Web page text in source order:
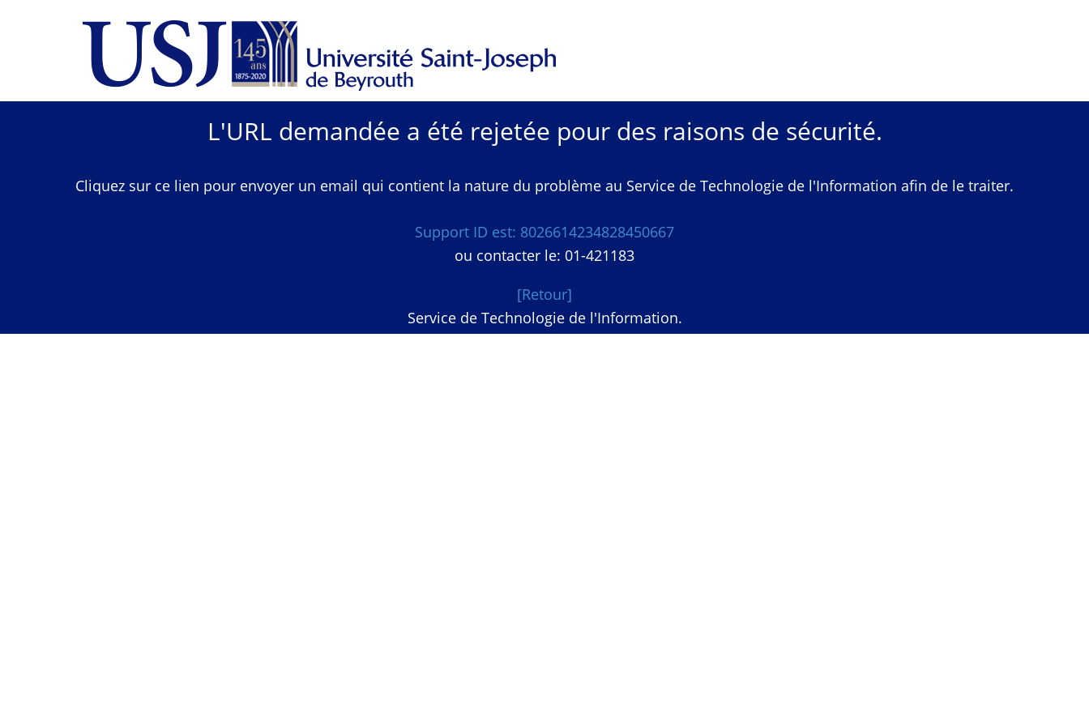
L'URL demandée a été rejetée pour des raisons de sécurité.
Cliquez sur ce lien pour envoyer un email qui contient la nature du problème au Service de Technologie de l'Information afin de le traiter.
Support ID est: 8026614234828450667
ou contacter le: 01-421183
[Retour]
Service de Technologie de l'Information.